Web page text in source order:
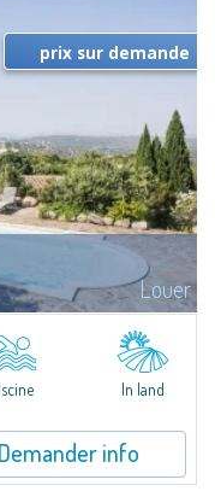
Louer
of Mirialveda, halfway
is a large stazzo
have been...
prix sur demande
In land
Demander info